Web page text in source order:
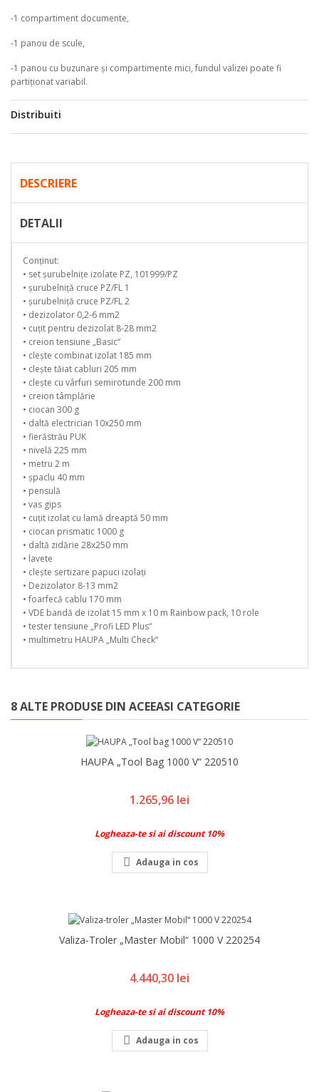
-1 compartiment documente,
-1 panou de scule,
-1 panou cu buzunare și compartimente mici, fundul valizei poate fi
partiționat variabil.
Distribuiti
DESCRIERE
DETALII
Conținut:
• set șurubelnițe izolate PZ, 101999/PZ
• șurubelniță cruce PZ/FL 1
• șurubelniță cruce PZ/FL 2
• dezizolator 0,2-6 mm2
• cuțit pentru dezizolat 8-28 mm2
• creion tensiune „Basic“
• clește combinat izolat 185 mm
• clește tăiat cabluri 205 mm
• clește cu vârfuri semirotunde 200 mm
• creion tâmplărie
• ciocan 300 g
• daltă electrician 10x250 mm
• fierăstrău PUK
• nivelă 225 mm
• metru 2 m
• șpaclu 40 mm
• pensulă
• vas gips
• cuțit izolat cu lamă dreaptă 50 mm
• ciocan prismatic 1000 g
• daltă zidărie 28x250 mm
• lavete
• clește sertizare papuci izolați
• Dezizolator 8-13 mm2
• foarfecă cablu 170 mm
• VDE bandă de izolat 15 mm x 10 m Rainbow pack, 10 role
• tester tensiune „Profi LED Plus“
• multimetru HAUPA „Multi Check“
8 ALTE PRODUSE DIN ACEEASI CATEGORIE
HAUPA „Tool Bag 1000 V“ 220510
Pret
1.265,96 lei
Logheaza-te si ai discount 10%
 Adauga in cos
Valiza-Troler „Master Mobil“ 1000 V 220254
Pret
4.440,30 lei
Logheaza-te si ai discount 10%
 Adauga in cos